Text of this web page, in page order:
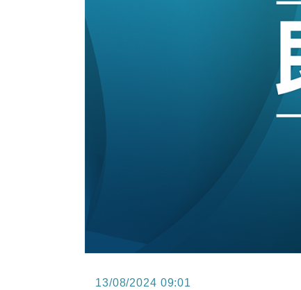
財經｜香港7月PMI回落至51 企
財經｜黑石傳再籌逾360億美元
10:57 財經｜美商務部擬擴大金屬關稅
18:15 本地｜新世界K11 9月升級會員
17:40 財經｜本港6月零售額連升14個
財經｜滙控重啟最多10億美元
13/08/2024 09:01